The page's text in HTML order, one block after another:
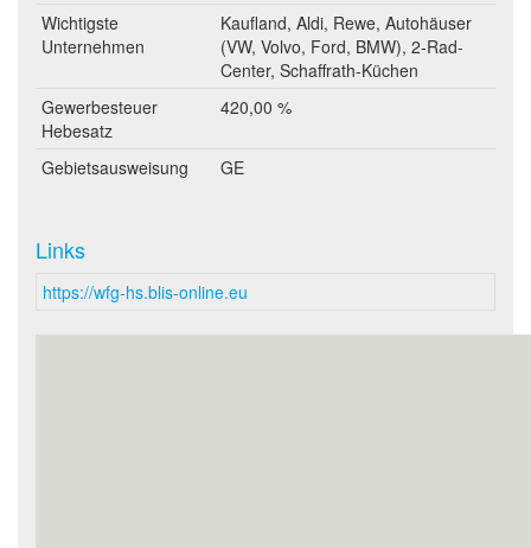
Wichtigste
Unternehmen
Kaufland, Aldi, Rewe, Autohäuser
(VW, Volvo, Ford, BMW), 2-Rad-
Center, Schaffrath-Küchen
Gewerbesteuer
Hebesatz
420,00 %
Gebietsausweisung GE
Links
https://wfg-hs.blis-online.eu